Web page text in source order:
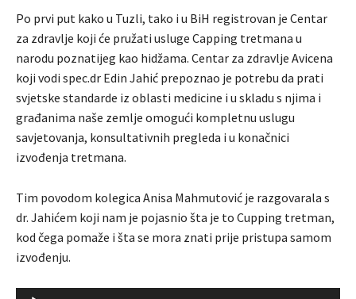
Po prvi put kako u Tuzli, tako i u BiH registrovan je Centar
za zdravlje koji će pružati usluge Capping tretmana u
narodu poznatijeg kao hidžama. Centar za zdravlje Avicena
koji vodi spec.dr Edin Jahić prepoznao je potrebu da prati
svjetske standarde iz oblasti medicine i u skladu s njima i
građanima naše zemlje omogući kompletnu uslugu
savjetovanja, konsultativnih pregleda i u konačnici
izvođenja tretmana.
Tim povodom kolegica Anisa Mahmutović je razgovarala s
dr. Jahićem koji nam je pojasnio šta je to Cupping tretman,
kod čega pomaže i šta se mora znati prije pristupa samom
izvođenju.